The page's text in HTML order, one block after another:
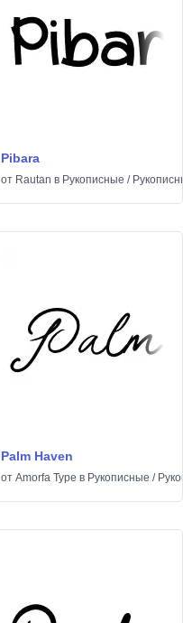
Pibara
от Rautan в Рукописные /
Palm Haven
от Amorfa Type в Рукописные /